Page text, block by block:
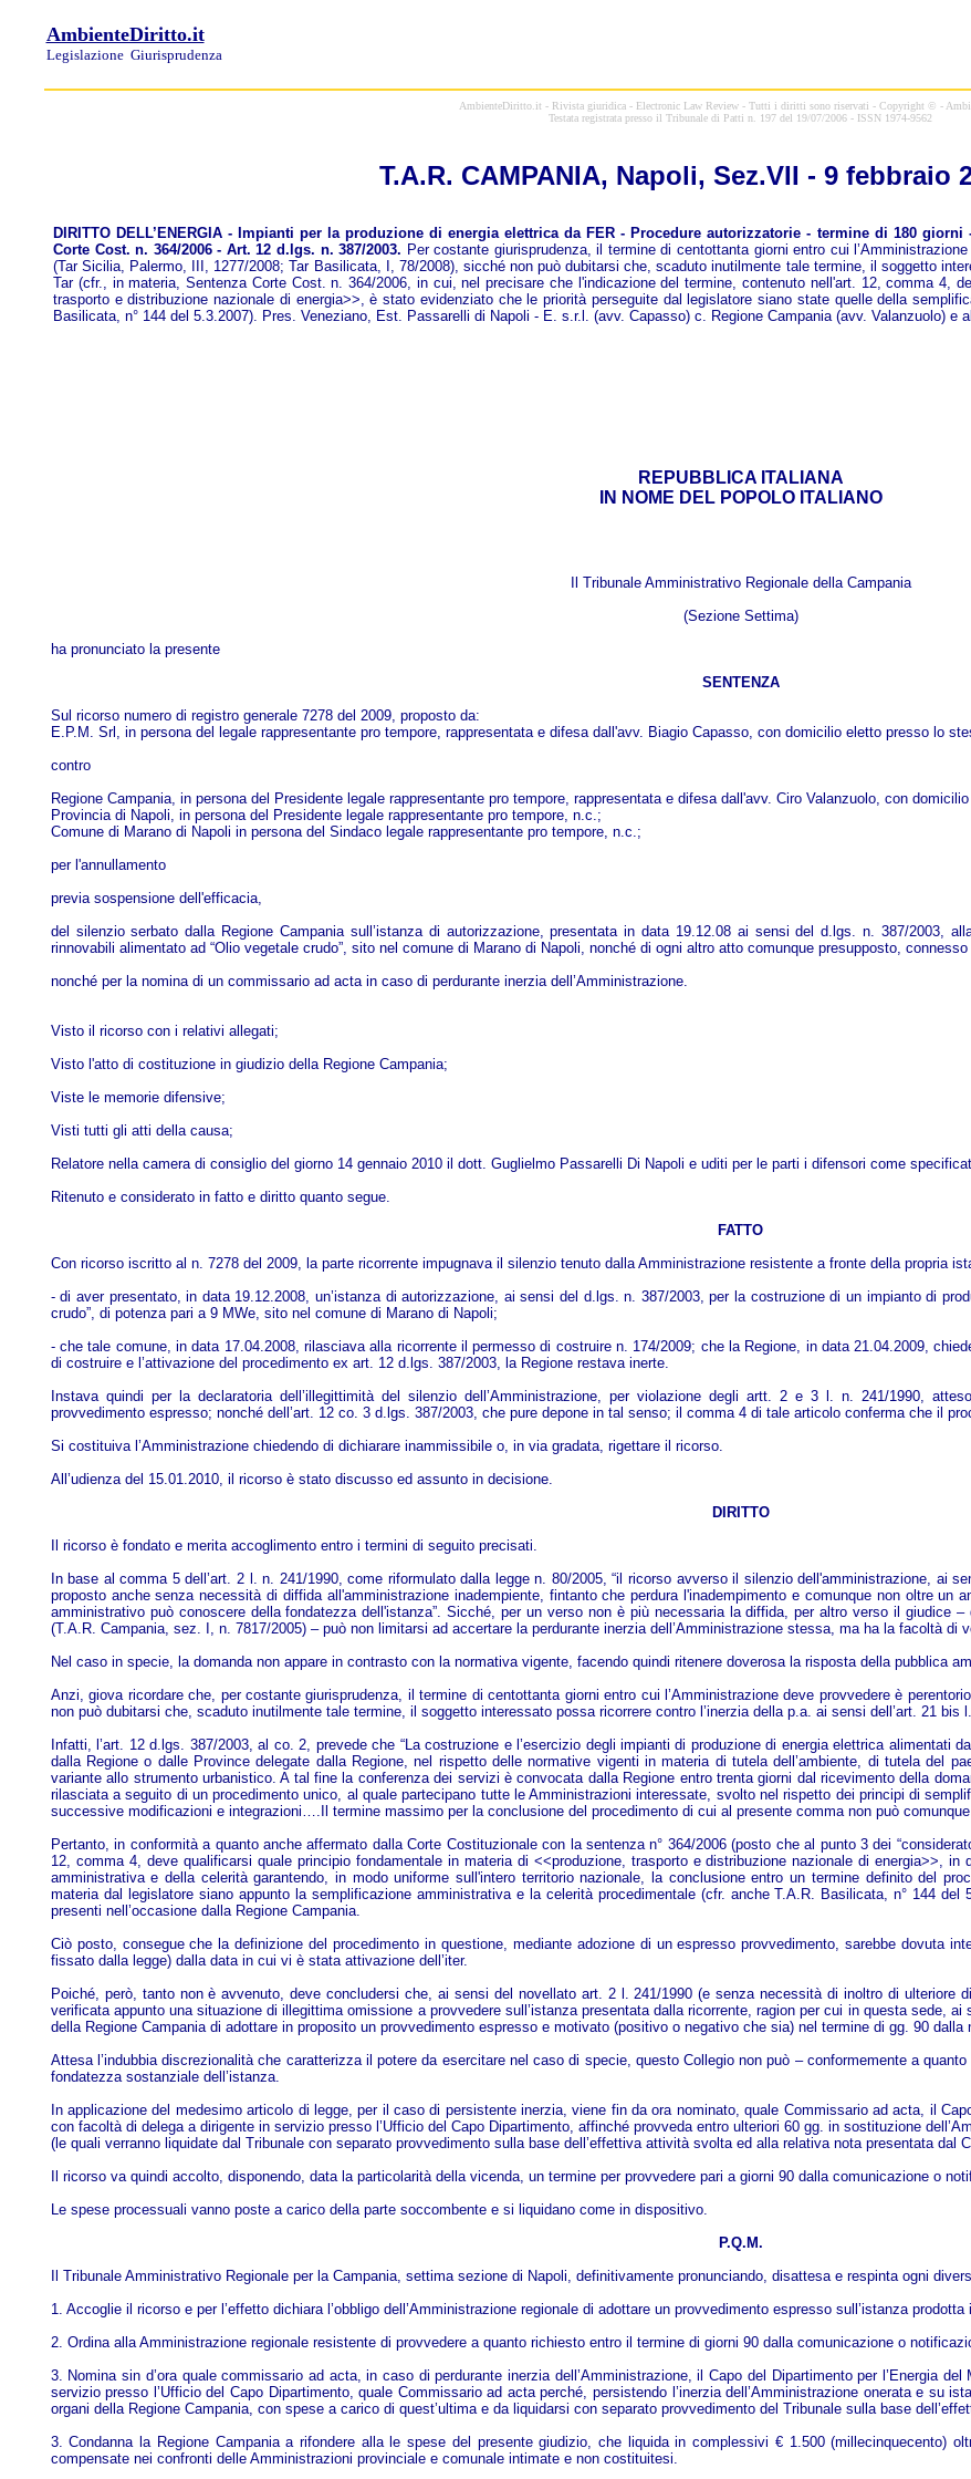
AmbienteDiritto.it
Legislazione Giurisprudenza
AmbienteDiritto.it - Rivista giuridica - Electronic Law Review - Tutti i diritti sono riservati - Copyright © -
Testata registrata presso il Tribunale di Patti n. 197 del 19/07/2006 - ISSN 1974-9562
T.A.R. CAMPANIA, Napoli, Sez.VII - 9 febbraio
DIRITTO DELL’ENERGIA - Impianti per la produzione di energia elettrica da FER - Procedure autorizzatorie - termine di 180
Corte Cost. n. 364/2006 - Art. 12 d.lgs. n. 387/2003. Per costante giurisprudenza, il termine di centottanta giorni entro cui
(Tar Sicilia, Palermo, III, 1277/2008; Tar Basilicata, I, 78/2008), sicché non può dubitarsi che, scaduto inutilmente tale termine, il soggetto
Tar (cfr., in materia, Sentenza Corte Cost. n. 364/2006, in cui, nel precisare che l'indicazione del termine, contenuto nell'art. 12, comma 4,
trasporto e distribuzione nazionale di energia>>, è stato evidenziato che le priorità perseguite dal legislatore siano state quelle della
Basilicata, n° 144 del 5.3.2007). Pres. Veneziano, Est. Passarelli di Napoli - E. s.r.l. (avv. Capasso) c. Regione Campania (avv. Valanzuolo) e
REPUBBLICA ITALIANA
IN NOME DEL POPOLO ITALIANO
Il Tribunale Amministrativo Regionale della Campania
(Sezione Settima)
ha pronunciato la presente
SENTENZA
Sul ricorso numero di registro generale 7278 del 2009, proposto da:
E.P.M. Srl, in persona del legale rappresentante pro tempore, rappresentata e difesa dall'avv. Biagio Capasso, con domicilio eletto presso lo
contro
Regione Campania, in persona del Presidente legale rappresentante pro tempore, rappresentata e difesa dall'avv. Ciro Valanzuolo, con
Provincia di Napoli, in persona del Presidente legale rappresentante pro tempore, n.c.;
Comune di Marano di Napoli in persona del Sindaco legale rappresentante pro tempore, n.c.;
per l'annullamento
previa sospensione dell'efficacia,
del silenzio serbato dalla Regione Campania sull’istanza di autorizzazione, presentata in data 19.12.08 ai sensi del d.lgs. n. 387/2003,
rinnovabili alimentato ad “Olio vegetale crudo”, sito nel comune di Marano di Napoli, nonché di ogni altro atto comunque presupposto,
nonché per la nomina di un commissario ad acta in caso di perdurante inerzia dell’Amministrazione.
Visto il ricorso con i relativi allegati;
Visto l'atto di costituzione in giudizio della Regione Campania;
Viste le memorie difensive;
Visti tutti gli atti della causa;
Relatore nella camera di consiglio del giorno 14 gennaio 2010 il dott. Guglielmo Passarelli Di Napoli e uditi per le parti i difensori come
Ritenuto e considerato in fatto e diritto quanto segue.
FATTO
Con ricorso iscritto al n. 7278 del 2009, la parte ricorrente impugnava il silenzio tenuto dalla Amministrazione resistente a fronte della propria
- di aver presentato, in data 19.12.2008, un’istanza di autorizzazione, ai sensi del d.lgs. n. 387/2003, per la costruzione di un impianto di
crudo”, di potenza pari a 9 MWe, sito nel comune di Marano di Napoli;
- che tale comune, in data 17.04.2008, rilasciava alla ricorrente il permesso di costruire n. 174/2009; che la Regione, in data 21.04.2009,
di costruire e l’attivazione del procedimento ex art. 12 d.lgs. 387/2003, la Regione restava inerte.
Instava quindi per la declaratoria dell’illegittimità del silenzio dell’Amministrazione, per violazione degli artt. 2 e 3 l. n. 241/1990,
provvedimento espresso; nonché dell’art. 12 co. 3 d.lgs. 387/2003, che pure depone in tal senso; il comma 4 di tale articolo conferma che il
Si costituiva l’Amministrazione chiedendo di dichiarare inammissibile o, in via gradata, rigettare il ricorso.
All’udienza del 15.01.2010, il ricorso è stato discusso ed assunto in decisione.
DIRITTO
Il ricorso è fondato e merita accoglimento entro i termini di seguito precisati.
In base al comma 5 dell’art. 2 l. n. 241/1990, come riformulato dalla legge n. 80/2005, “il ricorso avverso il silenzio dell'amministrazione, ai
proposto anche senza necessità di diffida all'amministrazione inadempiente, fintanto che perdura l'inadempimento e comunque non oltre
amministrativo può conoscere della fondatezza dell'istanza”. Sicché, per un verso non è più necessaria la diffida, per altro verso il giudice
(T.A.R. Campania, sez. I, n. 7817/2005) – può non limitarsi ad accertare la perdurante inerzia dell’Amministrazione stessa, ma ha la facoltà di
Nel caso in specie, la domanda non appare in contrasto con la normativa vigente, facendo quindi ritenere doverosa la risposta della pubblica
Anzi, giova ricordare che, per costante giurisprudenza, il termine di centottanta giorni entro cui l’Amministrazione deve provvedere è
non può dubitarsi che, scaduto inutilmente tale termine, il soggetto interessato possa ricorrere contro l’inerzia della p.a. ai sensi dell’art. 21 bis
Infatti, l’art. 12 d.lgs. 387/2003, al co. 2, prevede che “La costruzione e l’esercizio degli impianti di produzione di energia elettrica
dalla Regione o dalle Province delegate dalla Regione, nel rispetto delle normative vigenti in materia di tutela dell’ambiente, di tutela del
variante allo strumento urbanistico. A tal fine la conferenza dei servizi è convocata dalla Regione entro trenta giorni dal ricevimento della
rilasciata a seguito di un procedimento unico, al quale partecipano tutte le Amministrazioni interessate, svolto nel rispetto dei principi di
successive modificazioni e integrazioni….Il termine massimo per la conclusione del procedimento di cui al presente comma non può
Pertanto, in conformità a quanto anche affermato dalla Corte Costituzionale con la sentenza n° 364/2006 (posto che al punto 3 dei
12, comma 4, deve qualificarsi quale principio fondamentale in materia di <<produzione, trasporto e distribuzione nazionale di energia>>,
amministrativa e della celerità garantendo, in modo uniforme sull'intero territorio nazionale, la conclusione entro un termine definito del
materia dal legislatore siano appunto la semplificazione amministrativa e la celerità procedimentale (cfr. anche T.A.R. Basilicata, n° 144
presenti nell’occasione dalla Regione Campania.
Ciò posto, consegue che la definizione del procedimento in questione, mediante adozione di un espresso provvedimento, sarebbe dovuta
fissato dalla legge) dalla data in cui vi è stata attivazione dell’iter.
Poiché, però, tanto non è avvenuto, deve concludersi che, ai sensi del novellato art. 2 l. 241/1990 (e senza necessità di inoltro di ulteriore
verificata appunto una situazione di illegittima omissione a provvedere sull’istanza presentata dalla ricorrente, ragion per cui in questa sede,
della Regione Campania di adottare in proposito un provvedimento espresso e motivato (positivo o negativo che sia) nel termine di gg. 90
Attesa l’indubbia discrezionalità che caratterizza il potere da esercitare nel caso di specie, questo Collegio non può – conformemente a
fondatezza sostanziale dell’istanza.
In applicazione del medesimo articolo di legge, per il caso di persistente inerzia, viene fin da ora nominato, quale Commissario ad acta, il
con facoltà di delega a dirigente in servizio presso l’Ufficio del Capo Dipartimento, affinché provveda entro ulteriori 60 gg. in sostituzione
(le quali verranno liquidate dal Tribunale con separato provvedimento sulla base dell’effettiva attività svolta ed alla relativa nota presentata dal
Il ricorso va quindi accolto, disponendo, data la particolarità della vicenda, un termine per provvedere pari a giorni 90 dalla comunicazione o
Le spese processuali vanno poste a carico della parte soccombente e si liquidano come in dispositivo.
P.Q.M.
Il Tribunale Amministrativo Regionale per la Campania, settima sezione di Napoli, definitivamente pronunciando, disattesa e respinta ogni
1. Accoglie il ricorso e per l’effetto dichiara l’obbligo dell’Amministrazione regionale di adottare un provvedimento espresso sull’istanza prodotta
2. Ordina alla Amministrazione regionale resistente di provvedere a quanto richiesto entro il termine di giorni 90 dalla comunicazione o
3. Nomina sin d’ora quale commissario ad acta, in caso di perdurante inerzia dell’Amministrazione, il Capo del Dipartimento per l’Energia
servizio presso l’Ufficio del Capo Dipartimento, quale Commissario ad acta perché, persistendo l’inerzia dell’Amministrazione onerata e su
organi della Regione Campania, con spese a carico di quest’ultima e da liquidarsi con separato provvedimento del Tribunale sulla base
3. Condanna la Regione Campania a rifondere alla le spese del presente giudizio, che liquida in complessivi € 1.500 (millecinquecento)
compensate nei confronti delle Amministrazioni provinciale e comunale intimate e non costituitesi.